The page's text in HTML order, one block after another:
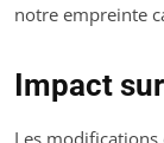
notre empreinte
Impact